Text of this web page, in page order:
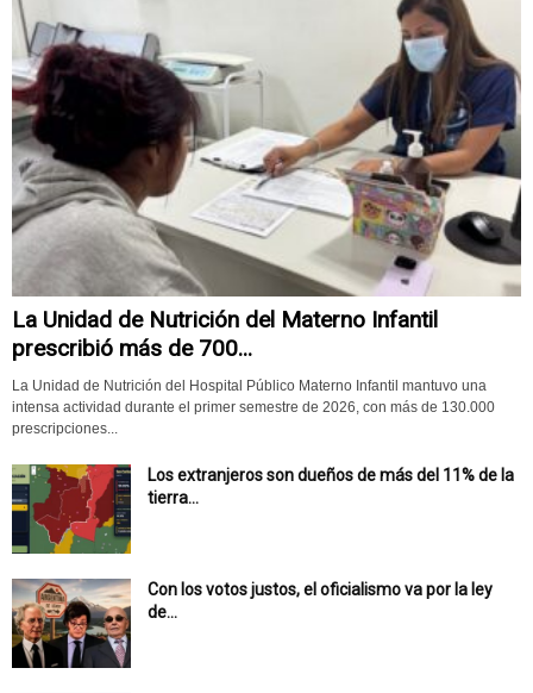
La Unidad de Nutrición del Materno Infantil
prescribió más de 700...
La Unidad de Nutrición del Hospital Público Materno Infantil mantuvo una
intensa actividad durante el primer semestre de 2026, con más de 130.000
prescripciones...
Los extranjeros son dueños de más del 11% de la
tierra...
Con los votos justos, el oficialismo va por la ley
de...